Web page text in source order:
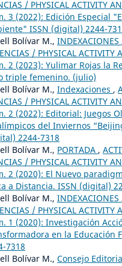
/ PHYSICAL ACTIVITY
3 (2022): Edición Especial
ISSN (digital) 2244-
Bolívar M., INDEXACIONES
/ PHYSICAL ACTIVITY
2 (2023): Yulimar Rojas la
triple femenino. (julio)
Bolívar M., Indexaciones ,
/ PHYSICAL ACTIVITY
2 (2022): Editorial: Juegos
del Inviernos
2244-7318
Bolívar M., PORTADA ,
/ PHYSICAL ACTIVITY
2 (2020): El Nuevo
a Distancia. ISSN (digital)
Bolívar M., INDEXACIONES
/ PHYSICAL ACTIVITY
1 (2020): Investigación
en la Educación
7318
Bolívar M., Consejo